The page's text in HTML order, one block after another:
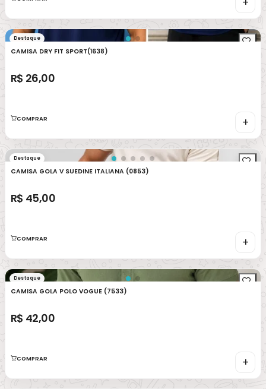
Destaque
CAMISA DRY FIT SPORT(1638)
R$ 26,00
COMPRAR +
Destaque
CAMISA GOLA V SUEDINE ITALIANA (0853)
R$ 45,00
COMPRAR +
Destaque
CAMISA GOLA POLO VOGUE (7533)
R$ 42,00
COMPRAR +